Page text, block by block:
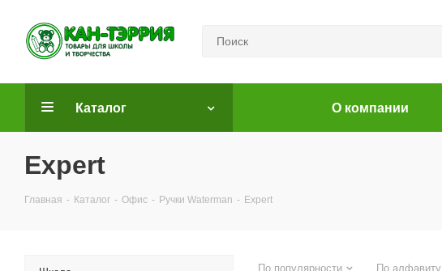
Каталог О компании
Expert
Главная - Каталог - Офис - Ручки Waterman - Expert
По популярности По алфавиту